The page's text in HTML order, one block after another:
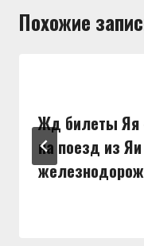
Похожие
Жд билеты Яя
на поезд из